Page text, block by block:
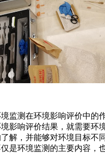
监测在环境影响评价中的
影响评价结果，就需要环
解，并能够对环境目标不
是环境监测的主要内容，